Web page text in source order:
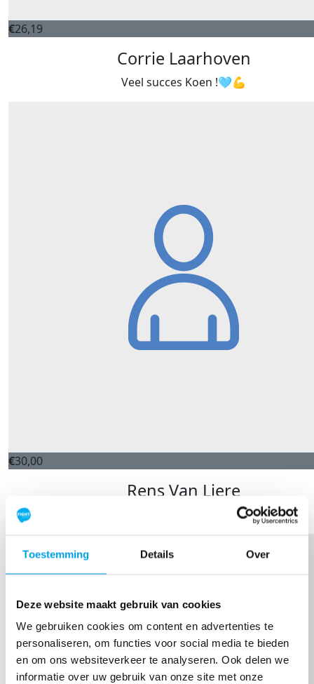
Toestemming Details Over
Deze website maakt gebruik van cookies
We gebruiken cookies om content en advertenties te
personaliseren, om functies voor social media te bieden
en om ons websiteverkeer te analyseren. Ook delen we
informatie over uw gebruik van onze site met onze
€26,19
Corrie Laarhoven
Veel succes Koen !🩵💪
€30,00
Rens Van Liere
Mooi doel, succes Koen!